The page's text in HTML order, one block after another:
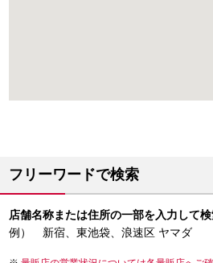
フリーワードで検索
店舗名称または住所の一部を入力して検
例） 新宿、東池袋、浪速区 ヤマダ